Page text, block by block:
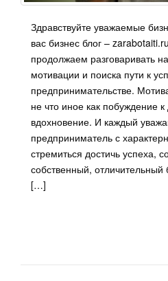
Здравствуйте уважаемые
вас бизнес блог –
продолжаем разговаривать
мотивации и поиска пути к
предпринимательстве.
не что иное как побуждение к
вдохновение. И каждый
предприниматель с
стремиться достичь успеха,
собственный, отличительный
[…]